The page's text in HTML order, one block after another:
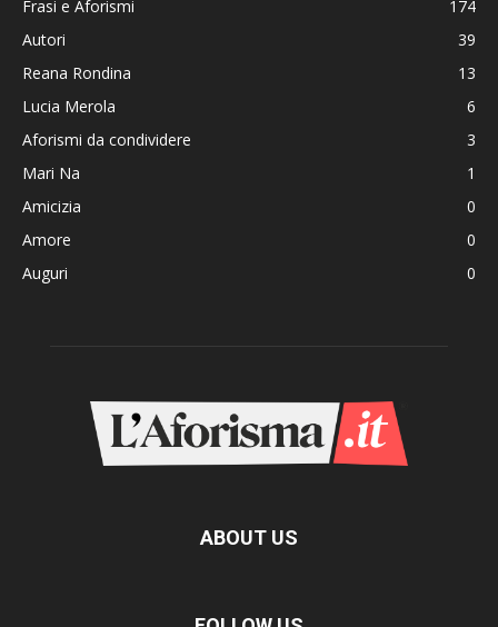
Frasi e Aforismi
174
Autori
39
Reana Rondina
13
Lucia Merola
6
Aforismi da condividere
3
Mari Na
1
Amicizia
0
Amore
0
Auguri
0
ABOUT US